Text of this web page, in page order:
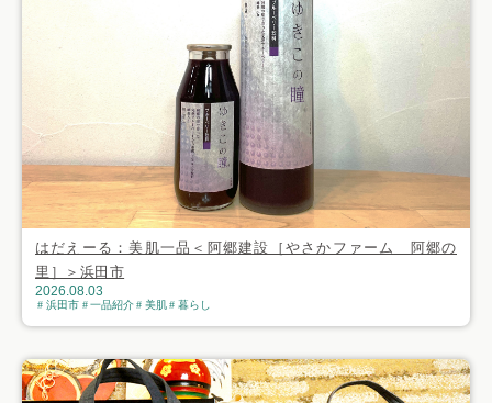
はだえーる：美肌一品＜阿郷建設［やさかファーム 阿郷の
里］＞浜田市
2026.08.03
浜田市 一品紹介 美肌 暮らし